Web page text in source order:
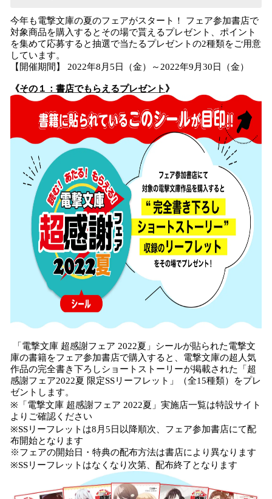
今年も電撃文庫の夏のフェアがスタート！ フェア参加書店で
対象商品を購入するとその場で貰えるプレゼント、ポイント
を集めて応募すると抽選で当たるプレゼントの2種類をご用意
しています。
【開催期間】 2022年8月5日（金）～2022年9月30日（金）
《その１：書店でもらえるプレゼント 》
「電撃文庫 超感謝フェア 2022夏」シールが貼られた電撃文
庫の書籍をフェア参加書店で購入すると、電撃文庫の超人気
作品の完全書き下ろしショートストーリーが掲載された「超
感謝フェア2022夏 限定SSリーフレット」（全15種類）をプレ
ゼントします。
※「電撃文庫 超感謝フェア 2022夏」実施店一覧は特設サイト
よりご確認ください
※SSリーフレットは8月5日以降順次、フェア参加書店にて配
布開始となります
※フェアの開始日・特典の配布方法は書店により異なります
※SSリーフレットはなくなり次第、配布終了となります